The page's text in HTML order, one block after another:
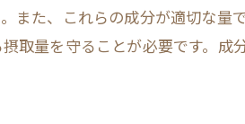
品から摂取する免疫サポート成分
プリと食材の相乗効果
また、これらの成分が適切な
取量を守ることが必要です。